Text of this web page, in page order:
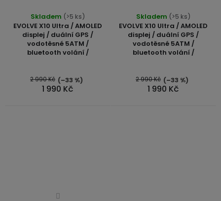
EVOLVE X10 Ultra / AMOLED
displej / duální GPS /
vodotěsné 5ATM /
bluetooth volání /
Skladem (>5 ks)
1 990 Kč
2 990 Kč (–33 %)
EVOLVE X10 Ultra / AMOLED
displej / duální GPS /
vodotěsné 5ATM /
bluetooth volání /
Skladem (>5 ks)
1 990 Kč
2 990 Kč (–33 %)
Průměrné